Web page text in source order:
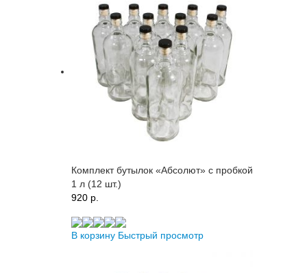
Комплект бутылок «Абсолют» с пробкой
1 л (12 шт.)
920 p.
В корзину Быстрый просмотр